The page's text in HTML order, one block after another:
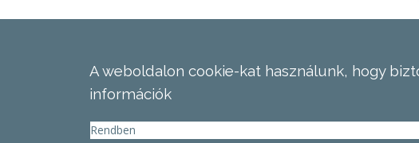
A weboldalon cookie-kat használunk, hogy
információk
Rendben